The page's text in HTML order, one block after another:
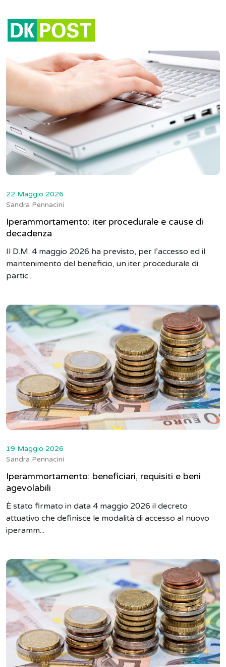
Tag:agevolazioni
22 Maggio 2026
Sandra Pennacini
Iperammortamento: iter procedurale e cause di
decadenza
Il D.M. 4 maggio 2026 ha previsto, per l’accesso ed il
mantenimento del beneficio, un iter procedurale di
partic...
19 Maggio 2026
Sandra Pennacini
Iperammortamento: beneficiari, requisiti e beni
agevolabili
È stato firmato in data 4 maggio 2026 il decreto
attuativo che definisce le modalità di accesso al nuovo
iperamm...